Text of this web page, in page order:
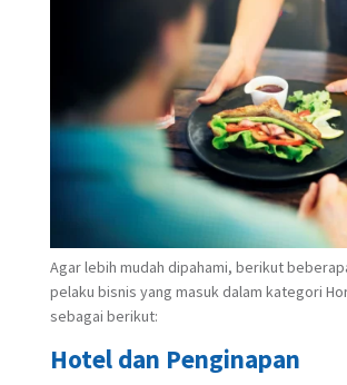
Agar lebih mudah dipahami, berikut
pelaku bisnis yang masuk dalam kategori
sebagai berikut:
Hotel dan Penginapan